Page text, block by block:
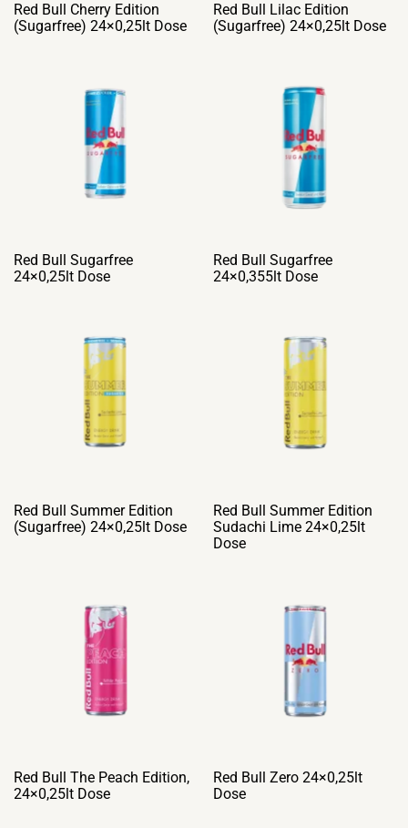
Red Bull Cherry Edition
(Sugarfree) 24×0,25lt Dose
Red Bull Lilac Edition
(Sugarfree) 24×0,25lt Dose
Red Bull Sugarfree
24×0,25lt Dose
Red Bull Sugarfree
24×0,355lt Dose
Red Bull Summer Edition
(Sugarfree) 24×0,25lt Dose
Red Bull Summer Edition
Sudachi Lime 24×0,25lt
Dose
Red Bull The Peach Edition,
24×0,25lt Dose
Red Bull Zero 24×0,25lt
Dose